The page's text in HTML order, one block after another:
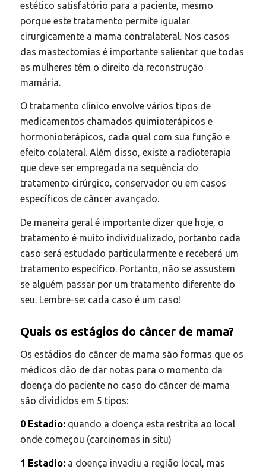
estético satisfatório para a paciente, mesmo
porque este tratamento permite igualar
cirurgicamente a mama contralateral. Nos casos
das mastectomias é importante salientar que todas
as mulheres têm o direito da reconstrução
mamária.
O tratamento clínico envolve vários tipos de
medicamentos chamados quimioterápicos e
hormonioterápicos, cada qual com sua função e
efeito colateral. Além disso, existe a radioterapia
que deve ser empregada na sequência do
tratamento cirúrgico, conservador ou em casos
específicos de câncer avançado.
De maneira geral é importante dizer que hoje, o
tratamento é muito individualizado, portanto cada
caso será estudado particularmente e receberá um
tratamento específico. Portanto, não se assustem
se alguém passar por um tratamento diferente do
seu. Lembre-se: cada caso é um caso!
Quais os estágios do câncer de mama?
Os estádios do câncer de mama são formas que os
médicos dão de dar notas para o momento da
doença do paciente no caso do câncer de mama
são divididos em 5 tipos:
0 Estadio:quando a doença esta restrita ao local
onde começou (carcinomas in situ)
1 Estadio:a doença invadiu a região local, mas